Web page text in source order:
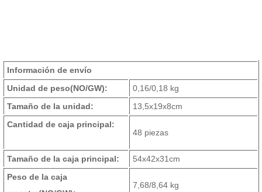
Información de envío
Unidad de peso(NO/GW):
0,16/0,18 kg
Tamaño de la unidad:
13,5x19x8cm
Cantidad de caja principal:
48 piezas
Tamaño de la caja principal:
54x42x31cm
Peso de la caja
7,68/8,64 kg